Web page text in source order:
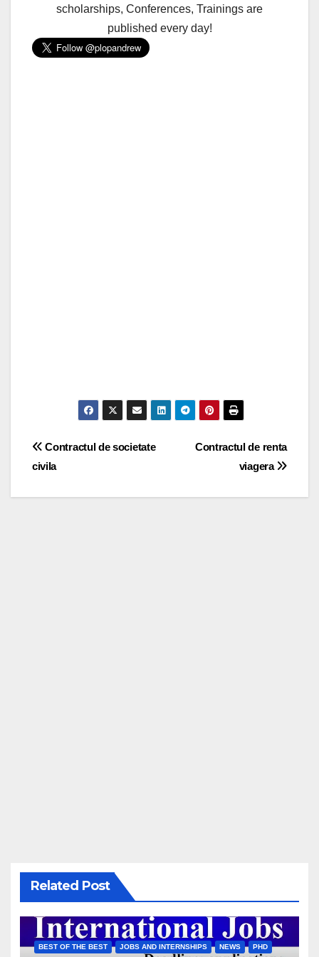
scholarships, Conferences, Trainings are
published every day!
Post
Contractul de renta
viagera
Contractul de societate
civila
Related Post
BEST OF THE BEST JOBS AND INTERNSHIPS NEWS PHD